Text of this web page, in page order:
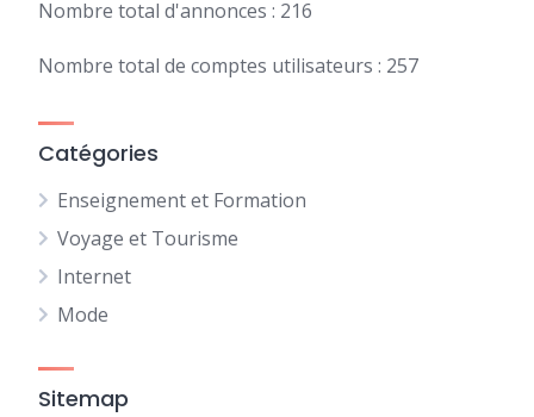
Nombre total d'annonces : 216
Nombre total de comptes utilisateurs : 257
Catégories
Enseignement et Formation
Voyage et Tourisme
Internet
Mode
Sitemap